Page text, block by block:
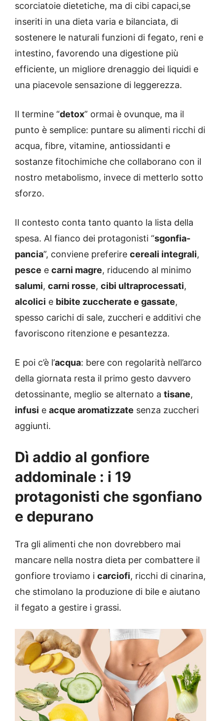
scorciatoie dietetiche, ma di cibi capaci,se
inseriti in una dieta varia e bilanciata, di
sostenere le naturali funzioni di fegato, reni e
intestino, favorendo una digestione più
efficiente, un migliore drenaggio dei liquidi e
una piacevole sensazione di leggerezza.
Il termine “detox” ormai è ovunque, ma il
punto è semplice: puntare su alimenti ricchi di
acqua, fibre, vitamine, antiossidanti e
sostanze fitochimiche che collaborano con il
nostro metabolismo, invece di metterlo sotto
sforzo.
Il contesto conta tanto quanto la lista della
spesa. Al fianco dei protagonisti “sgonfia-
pancia”, conviene preferire cereali integrali,
pesce e carni magre, riducendo al minimo
salumi, carni rosse, cibi ultraprocessati,
alcolici e bibite zuccherate e gassate,
spesso carichi di sale, zuccheri e additivi che
favoriscono ritenzione e pesantezza.
E poi c’è l’acqua: bere con regolarità nell’arco
della giornata resta il primo gesto davvero
detossinante, meglio se alternato a tisane,
infusi e acque aromatizzate senza zuccheri
aggiunti.
Dì addio al gonfiore
addominale : i 19
protagonisti che sgonfiano
e depurano
Tra gli alimenti che non dovrebbero mai
mancare nella nostra dieta per combattere il
gonfiore troviamo i carciofi, ricchi di cinarina,
che stimolano la produzione di bile e aiutano
il fegato a gestire i grassi.